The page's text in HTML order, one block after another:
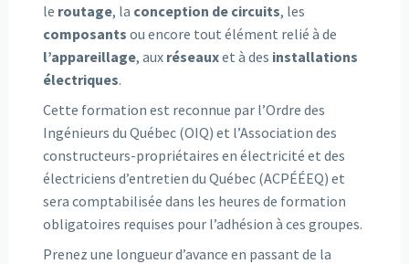
le routage, la conception de circuits, les
composants ou encore tout élément relié à de
l’appareillage, aux réseauxet à des installations
électriques.
Cette formation est reconnue par l’Ordre des
Ingénieurs du Québec (OIQ) et l’Association des
constructeurs-propriétaires en électricité et des
électriciens d’entretien du Québec (ACPÉÉEQ) et
sera comptabilisée dans les heures de formation
obligatoires requises pour l’adhésion à ces groupes.
Prenez une longueur d’avance en passant de la